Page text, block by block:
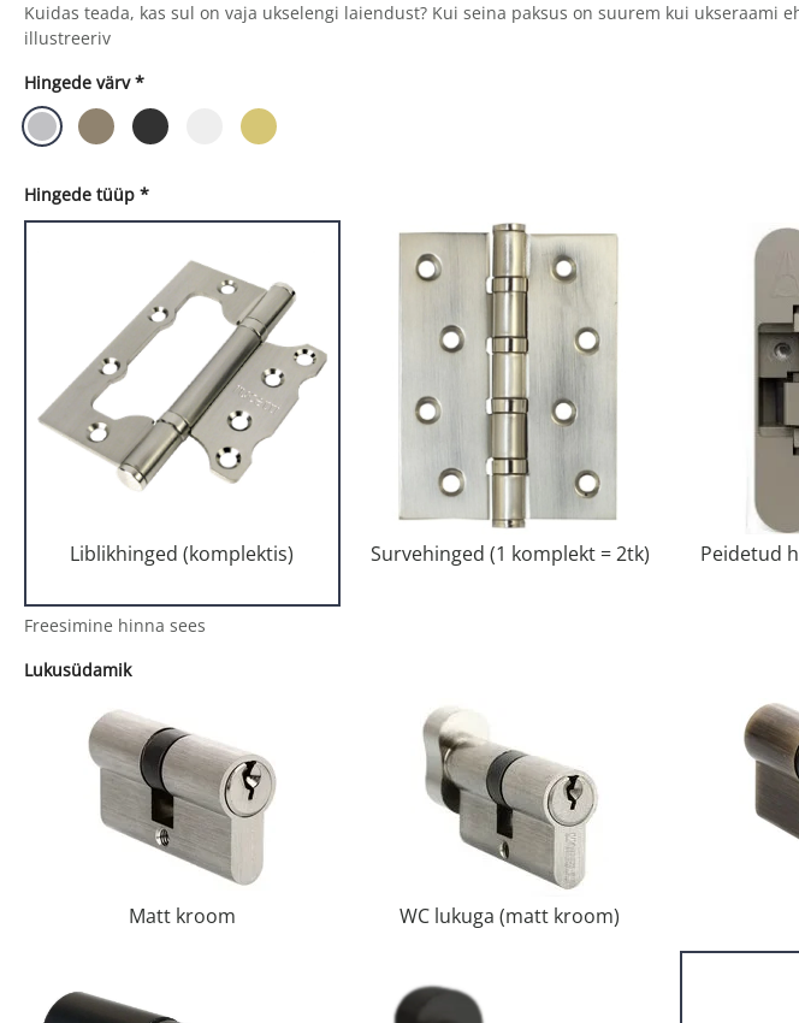
Kuidas teada, kas sul on vaja ukselengi laiendust? Kui seina paksus on suurem kui ukseraami
illustreeriv
Hingede värv *
Hingede tüüp *
Liblikhinged (komplektis) Survehinged (1 komplekt = 2tk)
Peidetud
Freesimine hinna sees
Lukusüdamik
Matt kroom WC lukuga (matt kroom)